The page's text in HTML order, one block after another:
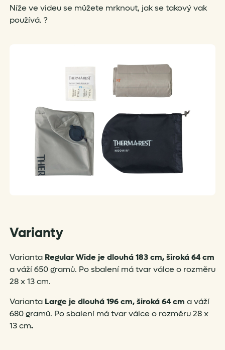
Níže ve videu se můžete mrknout, jak se takový vak
používá. ?
Varianty
VariantaRegular Wide je dlouhá 183 cm, široká 64 cm
a váží 650 gramů. Po sbalení má tvar válce o rozměru
28 x 13 cm.
Varianta Large je dlouhá 196 cm, široká 64 cm a váží
680 gramů. Po sbalení má tvar válce o rozměru 28 x
13 cm.